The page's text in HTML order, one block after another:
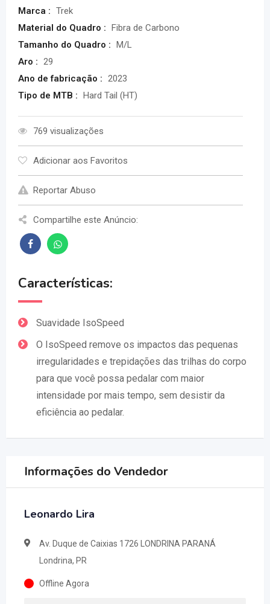
Marca : Trek
Material do Quadro : Fibra de Carbono
Tamanho do Quadro : M/L
Aro : 29
Ano de fabricação : 2023
Tipo de MTB : Hard Tail (HT)
769 visualizações
Adicionar aos Favoritos
Reportar Abuso
Compartilhe este Anúncio:
Características:
Suavidade IsoSpeed
O IsoSpeed remove os impactos das pequenas
irregularidades e trepidações das trilhas do corpo
para que você possa pedalar com maior
intensidade por mais tempo, sem desistir da
eficiência ao pedalar.
Informações do Vendedor
Leonardo Lira
Av. Duque de Caixias 1726 LONDRINA PARANÁ
Londrina, PR
Offline Agora